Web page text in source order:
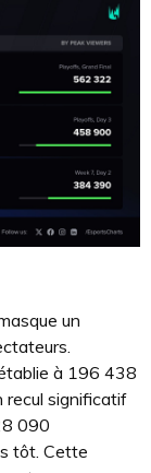
un
à 196 438
recul significatif
090
tôt. Cette